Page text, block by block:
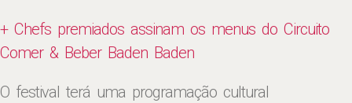
+ Chefs premiados assinam os menus do Circuito
Comer & Beber Baden Baden
O festival terá uma programação cultural